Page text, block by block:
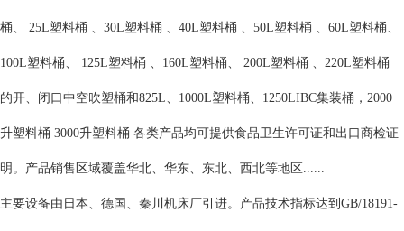
桶、 25L塑料桶 、30L塑料桶 、40L塑料桶 、50L塑料桶 、60L塑料桶、
100L塑料桶、 125L塑料桶 、160L塑料桶、 200L塑料桶 、220L塑料桶
的开、闭口中空吹塑桶和825L、1000L塑料桶、1250LIBC集装桶，2000
升塑料桶 3000升塑料桶 各类产品均可提供食品卫生许可证和出口商检证
明。产品销售区域覆盖华北、华东、东北、西北等地区......
主要设备由日本、德国、秦川机床厂引进。产品技术指标达到GB/18191-